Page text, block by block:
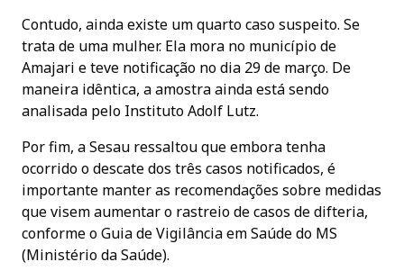
Contudo, ainda existe um quarto caso suspeito. Se
trata de uma mulher. Ela mora no município de
Amajari e teve notificação no dia 29 de março. De
maneira idêntica, a amostra ainda está sendo
analisada pelo Instituto Adolf Lutz.
Por fim, a Sesau ressaltou que embora tenha
ocorrido o descate dos três casos notificados, é
importante manter as recomendações sobre medidas
que visem aumentar o rastreio de casos de difteria,
conforme o Guia de Vigilância em Saúde do MS
(Ministério da Saúde).